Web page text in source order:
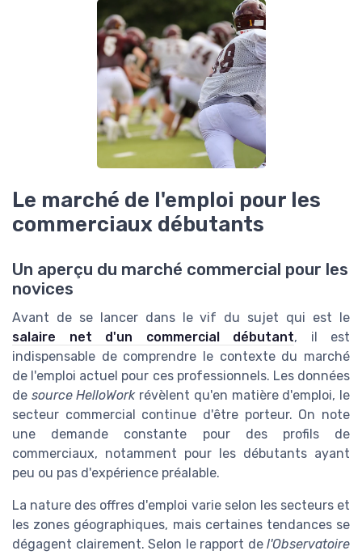
Le marché de l'emploi pour les
commerciaux débutants
Un aperçu du marché commercial pour les
novices
Avant de se lancer dans le vif du sujet qui est le
salaire net d'un commercial débutant, il est
indispensable de comprendre le contexte du marché
de l'emploi actuel pour ces professionnels. Les données
de source HelloWorkrévèlent qu'en matière d'emploi, le
secteur commercial continue d'être porteur. On note
une demande constante pour des profils de
commerciaux, notamment pour les débutants ayant
peu ou pas d'expérience préalable.
La nature des offres d'emploi varie selon les secteurs et
les zones géographiques, mais certaines tendances se
dégagent clairement. Selon le rapport de l'Observatoire